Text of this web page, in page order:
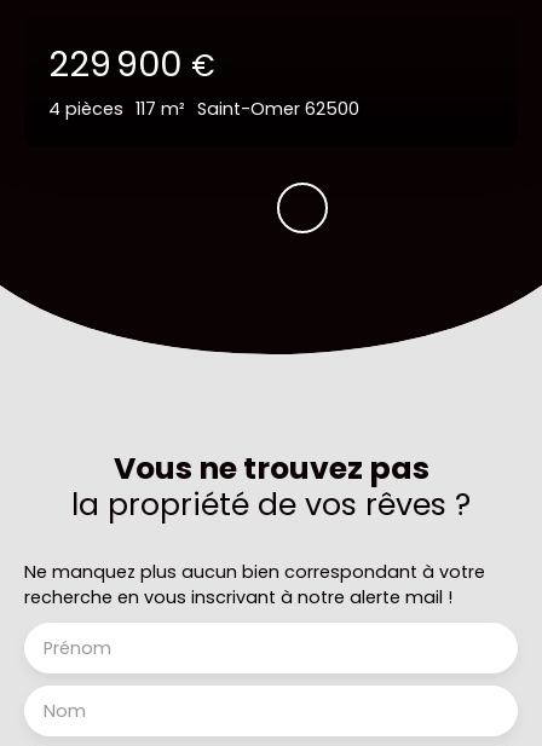
229 900 €
4 pièces 117 m² Saint-Omer 62500
Vous ne trouvez pas
la propriété de vos rêves ?
Ne manquez plus aucun bien correspondant à votre
recherche en vous inscrivant à notre alerte mail !
Prénom
Nom